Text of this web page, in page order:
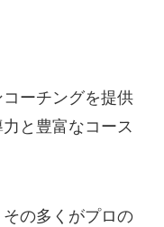
ーチングを提供
と豊富なコース
の多くがプロの